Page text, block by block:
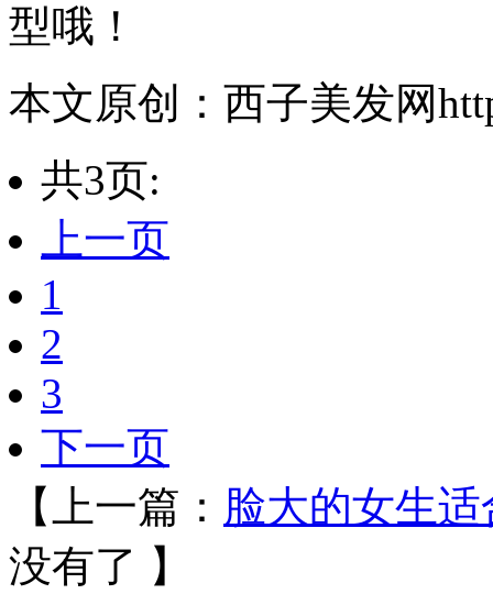
型哦！
本文原创：西子美发网
共3页:
上一页
1
2
3
下一页
【上一篇： 脸大的女生
没有了 】